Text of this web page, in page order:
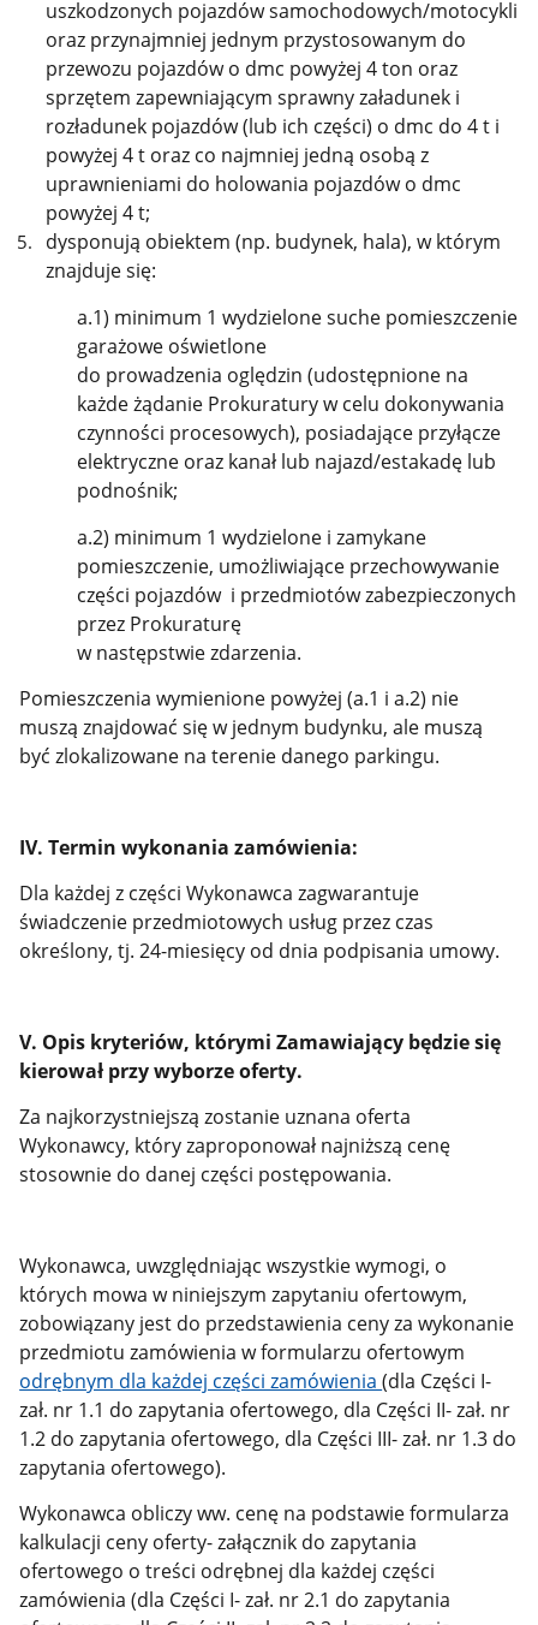
uszkodzonych pojazdów samochodowych/motocykli
oraz przynajmniej jednym przystosowanym do
przewozu pojazdów o dmc powyżej 4 ton oraz
sprzętem zapewniającym sprawny załadunek i
rozładunek pojazdów (lub ich części) o dmc do 4 t i
powyżej 4 t oraz co najmniej jedną osobą z
uprawnieniami do holowania pojazdów o dmc
powyżej 4 t;
dysponują obiektem (np. budynek, hala), w którym
znajduje się:
a.1) minimum 1 wydzielone suche pomieszczenie
garażowe oświetlone
do prowadzenia oględzin (udostępnione na
każde żądanie Prokuratury w celu dokonywania
czynności procesowych), posiadające przyłącze
elektryczne oraz kanał lub najazd/estakadę lub
podnośnik;
a.2) minimum 1 wydzielone i zamykane
pomieszczenie, umożliwiające przechowywanie
części pojazdów i przedmiotów zabezpieczonych
przez Prokuraturę
w następstwie zdarzenia.
Pomieszczenia wymienione powyżej (a.1 i a.2) nie
muszą znajdować się w jednym budynku, ale muszą
być zlokalizowane na terenie danego parkingu.
IV. Termin wykonania zamówienia:
Dla każdej z części Wykonawca zagwarantuje
świadczenie przedmiotowych usług przez czas
określony, tj. 24-miesięcy od dnia podpisania umowy.
V. Opis kryteriów, którymi Zamawiający będzie się
kierował przy wyborze oferty.
Za najkorzystniejszą zostanie uznana oferta
Wykonawcy, który zaproponował najniższą cenę
stosownie do danej części postępowania.
Wykonawca, uwzględniając wszystkie wymogi, o
których mowa w niniejszym zapytaniu ofertowym,
zobowiązany jest do przedstawienia ceny za wykonanie
przedmiotu zamówienia w formularzu ofertowym
odrębnym dla każdej części zamówienia(dla Części I-
zał. nr 1.1 do zapytania ofertowego, dla Części II- zał. nr
1.2 do zapytania ofertowego, dla Części III- zał. nr 1.3 do
zapytania ofertowego).
Wykonawca obliczy ww. cenę na podstawie formularza
kalkulacji ceny oferty- załącznik do zapytania
ofertowego o treści odrębnej dla każdej części
zamówienia (dla Części I- zał. nr 2.1 do zapytania